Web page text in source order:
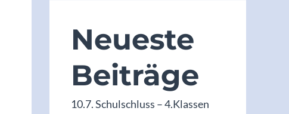
Neueste
Beiträge
10.7. Schulschluss – 4.Klassen